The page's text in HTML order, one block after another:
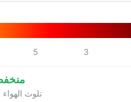
3
5
تلوث